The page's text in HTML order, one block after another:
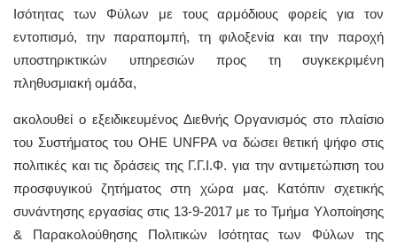
Ισότητας των Φύλων με τους αρμόδιους φορείς για τον
εντοπισμό, την παραπομπή, τη φιλοξενία και την παροχή
υποστηρικτικών υπηρεσιών προς τη συγκεκριμένη
πληθυσμιακή ομάδα,
ακολουθεί ο εξειδικευμένος Διεθνής Οργανισμός στο πλαίσιο
του Συστήματος του ΟΗΕ UNFPA να δώσει θετική ψήφο στις
πολιτικές και τις δράσεις της Γ.Γ.Ι.Φ. για την αντιμετώπιση του
προσφυγικού ζητήματος στη χώρα μας. Κατόπιν σχετικής
συνάντησης εργασίας στις 13-9-2017 με το Τμήμα Υλοποίησης
& Παρακολούθησης Πολιτικών Ισότητας των Φύλων της